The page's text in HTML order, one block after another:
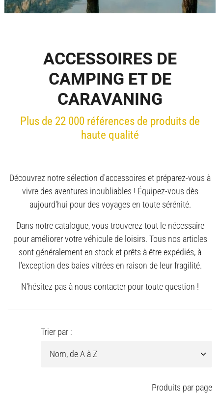
ACCESSOIRES DE
CAMPING ET DE
CARAVANING
Plus de 22 000 références de produits de
haute qualité
Découvrez notre sélection d'accessoires et préparez-vous à
vivre des aventures inoubliables ! Équipez-vous dès
aujourd'hui pour des voyages en toute sérénité.
Dans notre catalogue, vous trouverez tout le nécessaire
pour améliorer votre véhicule de loisirs. Tous nos articles
sont généralement en stock et prêts à être expédiés, à
l'exception des baies vitrées en raison de leur fragilité.
N'hésitez pas à nous contacter pour toute question !
Trier par :
Produits par page